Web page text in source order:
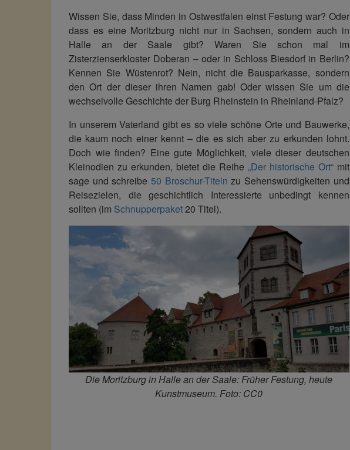
Wissen Sie, dass Minden in Ostwestfalen einst Festung war? Oder
dass es eine Moritzburg nicht nur in Sachsen, sondern auch in
Halle an der Saale gibt? Waren Sie schon mal im
Zisterzienserkloster Doberan – oder in Schloss Biesdorf in Berlin?
Kennen Sie Wüstenrot? Nein, nicht die Bausparkasse, sondern
den Ort der dieser ihren Namen gab! Oder wissen Sie um die
wechselvolle Geschichte der Burg Rheinstein in Rheinland-Pfalz?
In unserem Vaterland gibt es so viele schöne Orte und Bauwerke,
die kaum noch einer kennt – die es sich aber zu erkunden lohnt.
Doch wie finden? Eine gute Möglichkeit, viele dieser deutschen
Kleinodien zu erkunden, bietet die Reihe „Der historische Ort“mit
sage und schreibe50 Broschur-Titeln zu Sehenswürdigkeiten und
Reisezielen, die geschichtlich Interessierte unbedingt kennen
sollten (im Schnupperpaket20 Titel).
Die Moritzburg in Halle an der Saale: Früher Festung, heute
Kunstmuseum. Foto: CC0